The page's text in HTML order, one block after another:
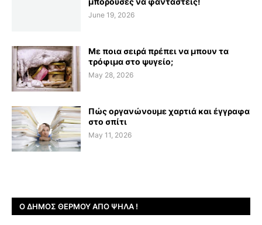
June 19, 2026
Με ποια σειρά πρέπει να μπουν τα
τρόφιμα στο ψυγείο;
May 28, 2026
Πώς οργανώνουμε χαρτιά και έγγραφα
στο σπίτι
May 11, 2026
Ο ΔΉΜΟΣ ΘΈΡΜΟΥ ΑΠΌ ΨΗΛΆ !